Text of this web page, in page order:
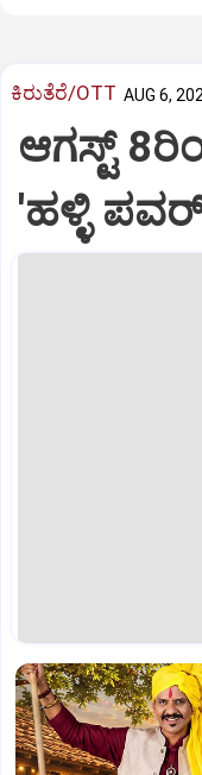
ಕಿರುತೆರೆ/OTT AUG 6,
ಆಗಸ್ಟ್
'ಹಳ್ಳಿ